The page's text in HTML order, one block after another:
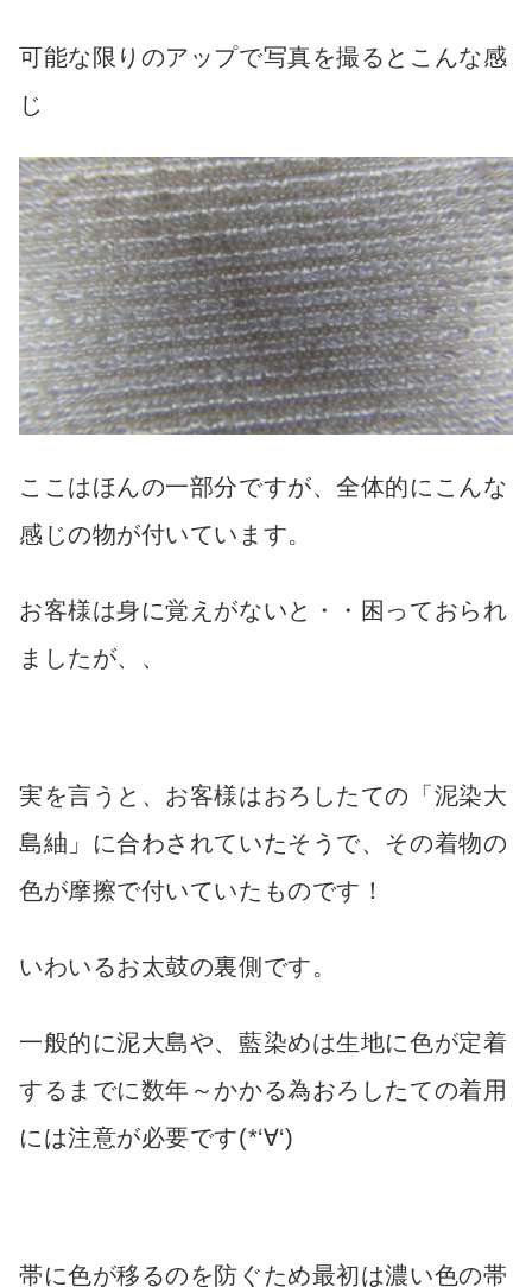
可能な限りのアップで写真を撮るとこんな感
じ
ここはほんの一部分ですが、全体的にこんな
感じの物が付いています。
お客様は身に覚えがないと・・困っておられ
ましたが、、
実を言うと、お客様はおろしたての「泥染大
島紬」に合わされていたそうで、その着物の
色が摩擦で付いていたものです！
いわいるお太鼓の裏側です。
一般的に泥大島や、藍染めは生地に色が定着
するまでに数年～かかる為おろしたての着用
には注意が必要です(*‘∀‘)
帯に色が移るのを防ぐため最初は濃い色の帯